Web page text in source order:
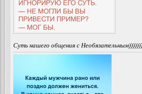
Суть нашего общения с